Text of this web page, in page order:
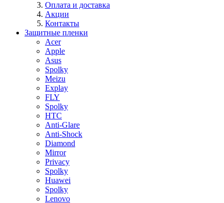
Оплата и доставка
Акции
Контакты
Защитные пленки
Acer
Apple
Asus
Spolky
Meizu
Explay
FLY
Spolky
HTC
Anti-Glare
Anti-Shock
Diamond
Mirror
Privacy
Spolky
Huawei
Spolky
Lenovo